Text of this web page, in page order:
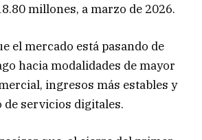
millones, a marzo de 2026.
el mercado está pasando de
hacia modalidades de mayor
ingresos más estables y
servicios digitales.